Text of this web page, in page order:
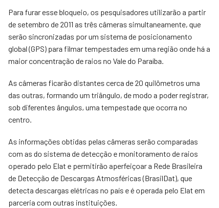
Para furar esse bloqueio, os pesquisadores utilizarão a partir
de setembro de 2011 as três câmeras simultaneamente, que
serão sincronizadas por um sistema de posicionamento
global (GPS) para filmar tempestades em uma região onde há a
maior concentração de raios no Vale do Paraíba.
As câmeras ficarão distantes cerca de 20 quilômetros uma
das outras, formando um triângulo, de modo a poder registrar,
sob diferentes ângulos, uma tempestade que ocorra no
centro.
As informações obtidas pelas câmeras serão comparadas
com as do sistema de detecção e monitoramento de raios
operado pelo Elat e permitirão aperfeiçoar a Rede Brasileira
de Detecção de Descargas Atmosféricas (BrasilDat), que
detecta descargas elétricas no país e é operada pelo Elat em
parceria com outras instituições.